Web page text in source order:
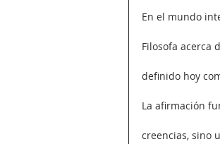
En el mundo
Filosofa acerca
definido hoy
La afirmación
creencias, sino